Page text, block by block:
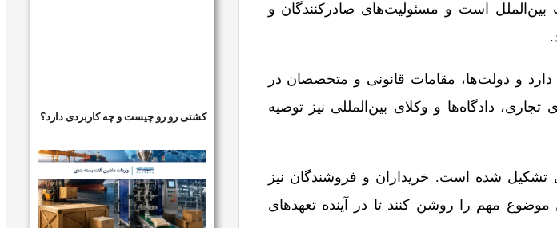
است و مسئولیت‌های صادرکنندگان و
و دولت‌ها، مقامات قانونی و متخصصان در
دادگاه‌ها و وکلای بین‌المللی نیز توصیه
تشکیل شده است. خریداران و فروشندگان نیز
موضوع مهم را روشن کنند تا در آینده تعهدهای
کشتی رو رو چیست و چه کاربردی دارد؟